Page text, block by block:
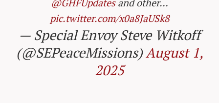
pic.twitter.com/x0a8JaUSk8
— Special Envoy Steve Witkoff
(@SEPeaceMissions)August 1,
2025